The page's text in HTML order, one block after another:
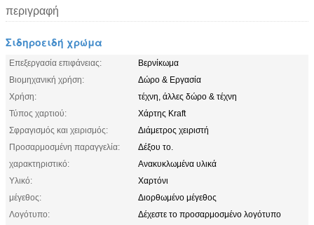
περιγραφή
Σιδηροειδή χρώμα
Επεξεργασία επιφάνειας:
Βερνίκωμα
Βιομηχανική χρήση:
Δώρο & Εργασία
Χρήση:
τέχνη, άλλες δώρο & τέχνη
Τύπος χαρτιού:
Χάρτης Kraft
Σφραγισμός και χειρισμός:
Διάμετρος χειριστή
Προσαρμοσμένη παραγγελία:
Δέξου το.
χαρακτηριστικό:
Ανακυκλωμένα υλικά
Υλικό:
Χαρτόνι
μέγεθος:
Διορθωμένο μέγεθος
Λογότυπο:
Δέχεστε το προσαρμοσμένο λογότυπο